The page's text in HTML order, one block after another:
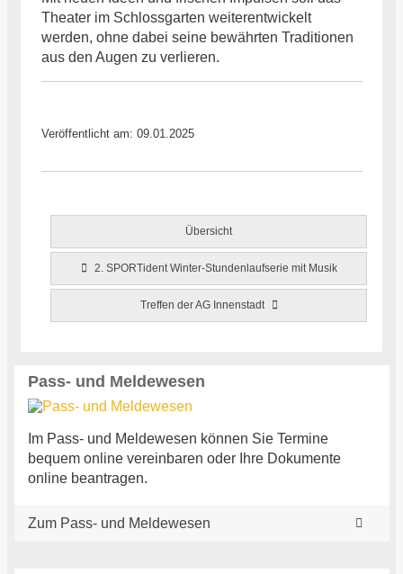
Theater im Schlossgarten weiterentwickelt
werden, ohne dabei seine bewährten Traditionen
aus den Augen zu verlieren.
Veröffentlicht am: 09.01.2025
Übersicht
2. SPORTident Winter-Stundenlaufserie mit Musik
Treffen der AG Innenstadt
Pass- und Meldewesen
Im Pass- und Meldewesen können Sie Termine
bequem online vereinbaren oder Ihre Dokumente
online beantragen.
Zum Pass- und Meldewesen